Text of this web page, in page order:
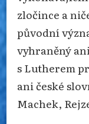
zločince a
původní
vyhraněný
s Lutherem
ani české
Machek,